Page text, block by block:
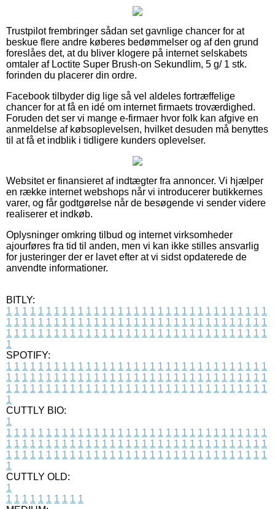
Trustpilot frembringer sådan set gavnlige chancer for at
beskue flere andre køberes bedømmelser og af den grund
foreslåes det, at du bliver klogere på internet selskabets
omtaler af Loctite Super Brush-on Sekundlim, 5 g/ 1 stk.
forinden du placerer din ordre.
Facebook tilbyder dig lige så vel aldeles fortræffelige
chancer for at få en idé om internet firmaets troværdighed.
Foruden det ser vi mange e-firmaer hvor folk kan afgive en
anmeldelse af købsoplevelsen, hvilket desuden må benyttes
til at få et indblik i tidligere kunders oplevelser.
Websitet er finansieret af indtægter fra annoncer. Vi hjælper
en række internet webshops når vi introducerer butikkernes
varer, og får godtgørelse når de besøgende vi sender videre
realiserer et indkøb.
Oplysninger omkring tilbud og internet virksomheder
ajourføres fra tid til anden, men vi kan ikke stilles ansvarlig
for justeringer der er lavet efter at vi sidst opdaterede de
anvendte informationer.
BITLY:
1 1 1 1 1 1 1 1 1 1 1 1 1 1 1 1 1 1 1 1 1 1 1 1 1 1 1 1 1 1 1 1 1
1 1 1 1 1 1 1 1 1 1 1 1 1 1 1 1 1 1 1 1 1 1 1 1 1 1 1 1 1 1 1 1 1
1 1 1 1 1 1 1 1 1 1 1 1 1 1 1 1 1 1 1 1 1 1 1 1 1 1 1 1 1 1 1 1 1
1
SPOTIFY:
1 1 1 1 1 1 1 1 1 1 1 1 1 1 1 1 1 1 1 1 1 1 1 1 1 1 1 1 1 1 1 1 1
1 1 1 1 1 1 1 1 1 1 1 1 1 1 1 1 1 1 1 1 1 1 1 1 1 1 1 1 1 1 1 1 1
1 1 1 1 1 1 1 1 1 1 1 1 1 1 1 1 1 1 1 1 1 1 1 1 1 1 1 1 1 1 1 1 1
1
CUTTLY BIO:
1
1 1 1 1 1 1 1 1 1 1 1 1 1 1 1 1 1 1 1 1 1 1 1 1 1 1 1 1 1 1 1 1 1
1 1 1 1 1 1 1 1 1 1 1 1 1 1 1 1 1 1 1 1 1 1 1 1 1 1 1 1 1 1 1 1 1
1 1 1 1 1 1 1 1 1 1 1 1 1 1 1 1 1 1 1 1 1 1 1 1 1 1 1 1 1 1 1 1 1
1
CUTTLY OLD:
1
1 1 1 1 1 1 1 1 1 1